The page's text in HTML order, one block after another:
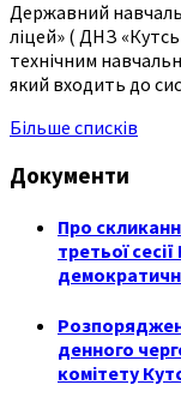
Державний
ліцей» ( ДНЗ
технічним
який входить до
Більше списків
Документи
Про
третьої
денного
комітету